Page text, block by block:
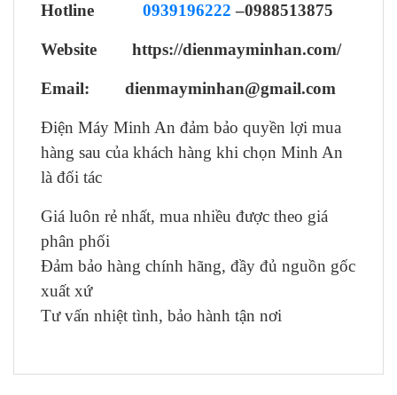
Hotline 0939196222 –0988513875
Website https://dienmayminhan.com/
Email: dienmayminhan@gmail.com
Điện Máy Minh An đảm bảo quyền lợi mua
hàng sau của khách hàng khi chọn Minh An
là đối tác
Giá luôn rẻ nhất, mua nhiều được theo giá
phân phối
Đảm bảo hàng chính hãng, đầy đủ nguồn gốc
xuất xứ
Tư vấn nhiệt tình, bảo hành tận nơi